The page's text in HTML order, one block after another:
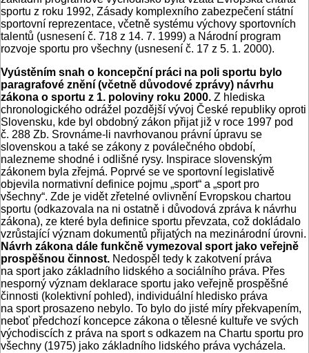
sportu z roku 1992, Zásady komplexního zabezpečení státní
sportovní reprezentace, včetně systému výchovy sportovních
talentů (usnesení č. 718 z 14. 7. 1999) a Národní program
rozvoje sportu pro všechny (usnesení č. 17 z 5. 1. 2000).
Vyústěním snah o koncepční práci na poli sportu bylo
paragrafové znění (včetně důvodové zprávy) návrhu
zákona o sportu z 1. poloviny roku 2000. Z hlediska
chronologického odrážel pozdější vývoj České republiky oproti
Slovensku, kde byl obdobný zákon přijat již v roce 1997 pod
č. 288 Zb. Srovnáme-li navrhovanou právní úpravu se
slovenskou a také se zákony z poválečného období,
nalezneme shodné i odlišné rysy. Inspirace slovenským
zákonem byla zřejmá. Poprvé se ve sportovní legislativě
objevila normativní definice pojmu „sport“ a „sport pro
všechny“. Zde je vidět zřetelné ovlivnění Evropskou chartou
sportu (odkazovala na ni ostatně i důvodová zpráva k návrhu
zákona), ze které byla definice sportu převzata, což dokládalo
vzrůstající význam dokumentů přijatých na mezinárodní úrovni.
Návrh zákona dále funkčně vymezoval sport jako veřejně
prospěšnou činnost. Nedospěl tedy k zakotvení práva
na sport jako základního lidského a sociálního práva. Přes
nesporný význam deklarace sportu jako veřejně prospěšné
činnosti (kolektivní pohled), individuální hledisko práva
na sport prosazeno nebylo. To bylo do jisté míry překvapením,
neboť předchozí koncepce zákona o tělesné kultuře ve svých
východiscích z práva na sport s odkazem na Chartu sportu pro
všechny (1975) jako základního lidského práva vycházela.